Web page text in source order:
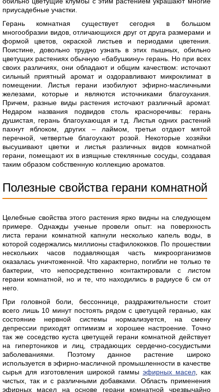
приусадебные участки.
Герань комнатная существует сегодня в большом
многообразии видов, отличающихся друг от друга размерами и
формой цветов, окраской листьев и периодами цветения.
Поистине, довольно трудно узнать в этих пышных, обильно
цветущих растениях обычную «бабушкину» герань. Но при всех
своих различиях, они обладают и общим качеством: источают
сильный приятный аромат и оздоравливают микроклимат в
помещении. Листья герани изобилуют эфирно-масличными
железами, которые и являются источниками благоухания.
Причем, разные виды растения источают различный аромат.
Недаром названия подвидов столь красноречивы: герань
душистая, герань благоухающая и т.д. Листья одних растений
пахнут яблоком, других – лаймом, третьи отдают мятой
перечной, четвертые благоухают розой. Некоторые хозяйки
высушивают цветки и листья различных видов комнатной
герани, помещают их в изящные стеклянные сосуды, создавая
таким образом собственную коллекцию ароматов.
Полезные свойства герани комнатной
Целебные свойства этого растения ярко видны на следующем
примере. Однажды ученые провели опыт: на поверхность
листа герани комнатной капнули несколько капель воды, в
которой содержались миллионы стафилококков. По прошествии
нескольких часов подавляющая часть микроорганизмов
оказалась уничтоженной. Что характерно, погибли не только те
бактерии, что непосредственно контактировали с листом
герани комнатной, но и те, что находились в радиусе 6 см от
него.
При головной боли, бессоннице, раздражительности стоит
всего лишь 10 минут постоять рядом с цветущей геранью, как
состояние нервной системы нормализуется, на смену
депрессии приходят оптимизм и хорошее настроение. Точно
так же соседство куста цветущей герани комнатной действует
на гипертоников и лиц, страдающих сердечно-сосудистыми
заболеваниями. Поэтому данное растение широко
используется в эфирно-масличной промышленности в качестве
сырья для изготовления широкой гаммы эфирных масел, как
чистых, так и с различными добавками. Область применения
эфирных масел на основе герани комнатной чрезвычайно